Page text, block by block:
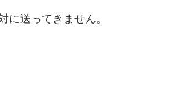
に送ってきません。